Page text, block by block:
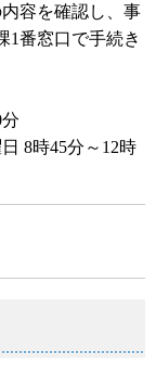
容を確認し、事
1番窓口で手続き
8時45分～12時